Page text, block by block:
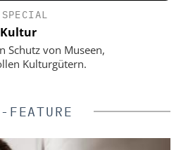
Schutz von Museen,
Kulturgütern.
FEATURE